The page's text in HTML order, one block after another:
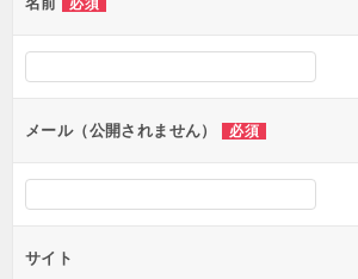
ー
シ
ンメール（公開されません） 必須
サイト